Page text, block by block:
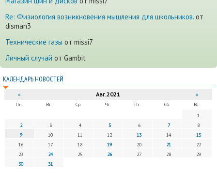
Re: Физиология возникновения мышления для школьников. от
disman3
Технические газы от missi7
Личный случай от Gambit
КАЛЕНДАРЬ НОВОСТЕЙ
« Авг.2021 »
Пн. Вт. Ср. Чт. Пт. Сб.
Вс.
1
2
3 4 5 6 7
8
9
10 11 12 13 14
15
16
17 18 19 20 21
22
23
24 25 26 27 28
29
30
31